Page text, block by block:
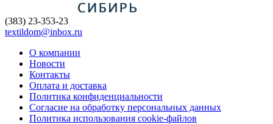
(383) 23-353-23
textildom@inbox.ru
О компании
Новости
Контакты
Оплата и доставка
Политика конфиденциальности
Согласие на обработку персональных данных
Политика использования cookie-файлов